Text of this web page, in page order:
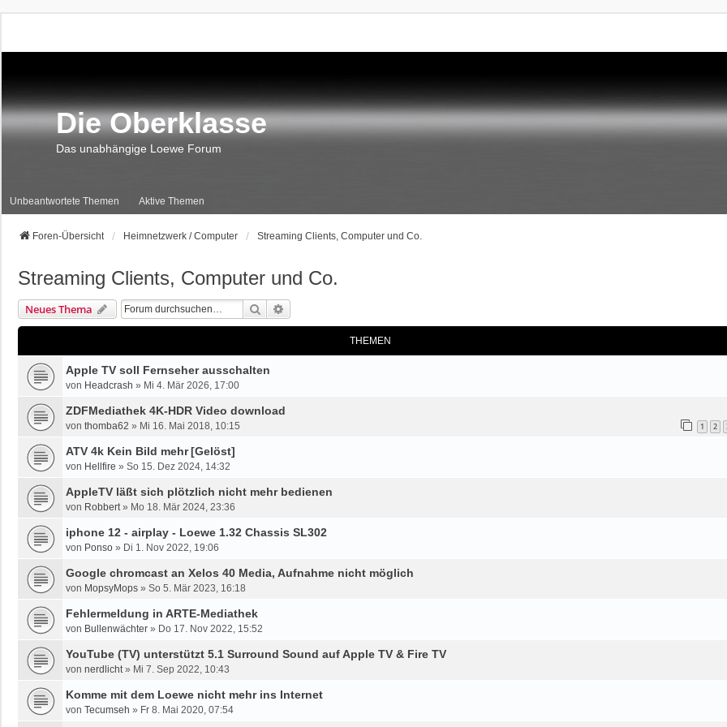
Die Oberklasse
Das unabhängige Loewe Forum
Unbeantwortete Themen Aktive Themen
Foren-Übersicht Heimnetzwerk / Computer Streaming Clients, Computer und Co.
Streaming Clients, Computer und Co.
Neues Thema Suche
THEMEN
Apple TV soll Fernseher ausschalten
von Headcrash » Mi 4. Mär 2026, 17:00
ZDFMediathek 4K-HDR Video download
von thomba62 » Mi 16. Mai 2018, 10:15 1 2
ATV 4k Kein Bild mehr[Gelöst]
von Hellfire » So 15. Dez 2024, 14:32
AppleTV läßt sich plötzlich nicht mehr bedienen
von Robbert» Mo 18. Mär 2024, 23:36
iphone 12 - airplay - Loewe 1.32 Chassis SL302
von Ponso » Di 1. Nov 2022, 19:06
Google chromcast an Xelos 40 Media, Aufnahme nicht möglich
von MopsyMops » So 5. Mär 2023, 16:18
Fehlermeldung in ARTE-Mediathek
von Bullenwächter » Do 17. Nov 2022, 15:52
YouTube (TV) unterstützt 5.1 Surround Sound auf Apple TV & Fire TV
von nerdlicht» Mi 7. Sep 2022, 10:43
Komme mit dem Loewe nicht mehr ins Internet
von Tecumseh » Fr 8. Mai 2020, 07:54